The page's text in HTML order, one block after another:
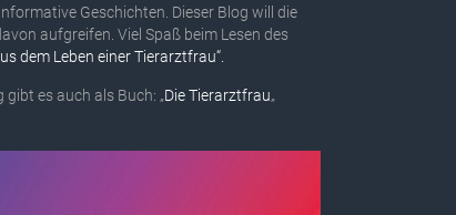
Geschichten. Dieser Blog will die
aufgreifen. Viel Spaß beim Lesen des
dem Leben einer Tierarztfrau“.
gibt es auch als Buch: „Die Tierarztfrau„